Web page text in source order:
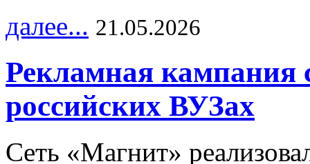
далее... 21.05.2026
Рекламная кампания
российских ВУЗах
Сеть «Магнит»